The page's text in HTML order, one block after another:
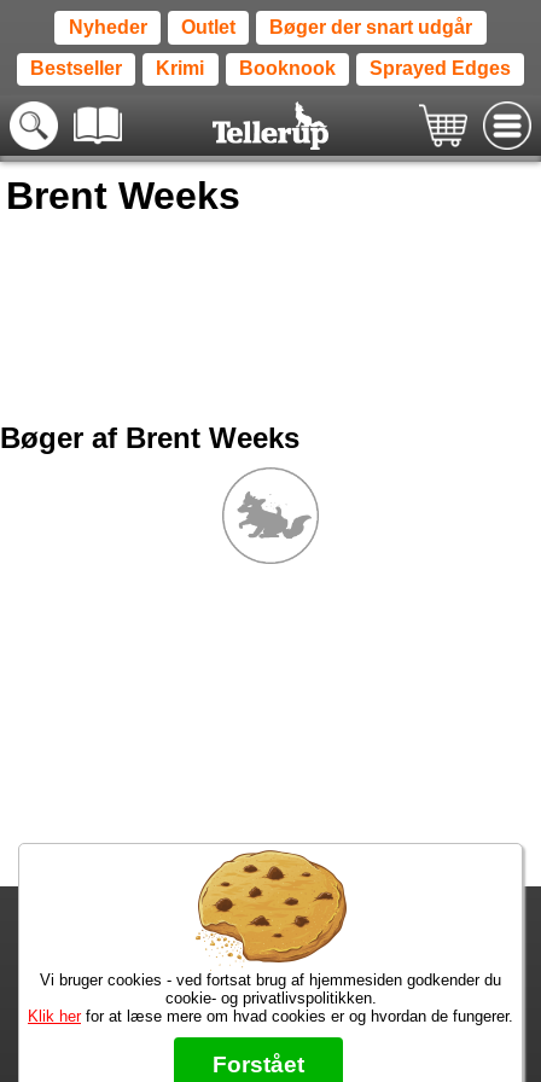
Nyheder Outlet Bøger der snart udgår
Bestseller Krimi Booknook Sprayed Edges
Brent Weeks
Bøger af Brent Weeks
Fragtgebyret er DKK 59,95 • Fragtgebyret bortfalder ved køb over
DKK 299,00
Bestiller du nu, har du dine varer på tirsdag!
Max 50 kr. Bøger til en 🐕
★★★★★
Læs hvad vores kunder siger om os på Trustpilot
Vi bruger cookies - ved fortsat brug af hjemmesiden godkender du
cookie- og privatlivspolitikken.
Klik herfor at læse mere om hvad cookies er og hvordan de fungerer.
Forstået